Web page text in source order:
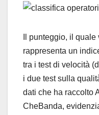
Il punteggio, il
rappresenta un
tra i test di velocità
i due test sulla
dati che ha raccolto
CheBanda,